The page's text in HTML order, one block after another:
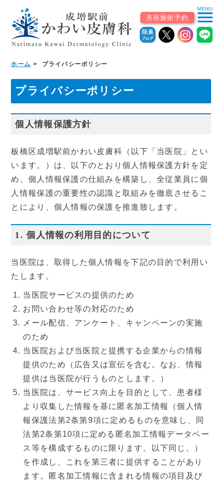
MENU
menu
美容施術予約
ホーム プライバシーポリシー
プライバシーポリシー
個人情報保護方針
板橋区成増駅前かわい皮膚科（以下「当医院」とい
います。）は、以下のとおり個人情報保護方針を定
め、個人情報保護の仕組みを構築し、全従業員に個
人情報保護の重要性の認識と取組みを徹底させるこ
とにより、個人情報の保護を推進致します。
1. 個人情報の利用目的について
当医院は、取得した個人情報を下記の目的で利用い
たします。
当医院サービスの提供のため
お問い合わせ等の対応のため
メール配信、アンケート、キャンペーンの実施
のため
当医院および当医院と提携する企業からの情報
提供のため（広告又は宣伝を含む。なお、情報
提供は当医院が行うものとします。）
当医院は、サービス向上を目的として、患者様
より収集した情報を基に匿名加工情報（個人情
報保護法第2条第9項に定めるものを意味し、同
法第2条第10項に定める匿名加工情報データベー
ス等を構成するものに限ります。以下同じ。）
を作成し、これを第三者に提供することがあり
ます。匿名加工情報に含まれる情報の項目及び
初めての患者様へ
診療案内
診療科から探す
皮膚科（一般・小児） 美容皮膚科・自由診療
皮膚外科・形成外科 アレルギー科
症状から探す
治療方法から探す
料金表
保険診療 自由診療
医師紹介
ご挨拶 院長ブログ
当院の特徴 院内写真
設備と検査 よくあるご質問